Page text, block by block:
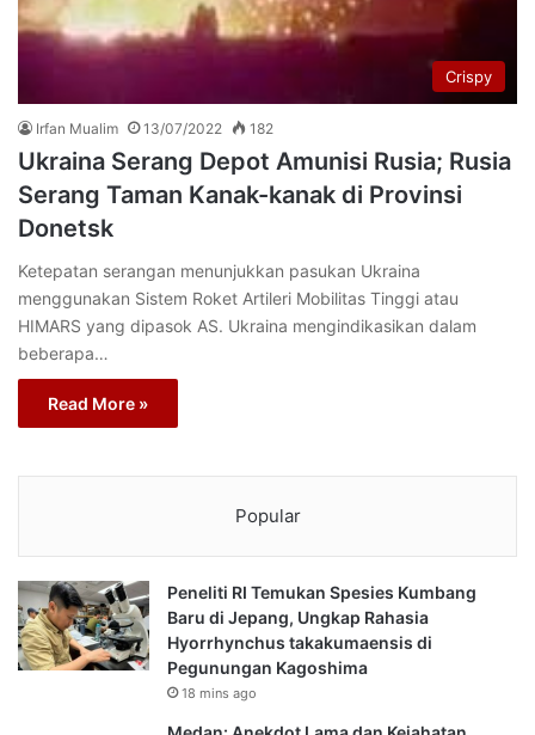
Crispy
Irfan Mualim 13/07/2022 182
Ukraina Serang Depot Amunisi Rusia; Rusia
Serang Taman Kanak-kanak di Provinsi
Donetsk
Ketepatan serangan menunjukkan pasukan Ukraina
menggunakan Sistem Roket Artileri Mobilitas Tinggi atau
HIMARS yang dipasok AS. Ukraina mengindikasikan dalam
beberapa…
Read More »
Popular
Peneliti RI Temukan Spesies Kumbang
Baru di Jepang, Ungkap Rahasia
Hyorrhynchus takakumaensis di
Pegunungan Kagoshima
18 mins ago